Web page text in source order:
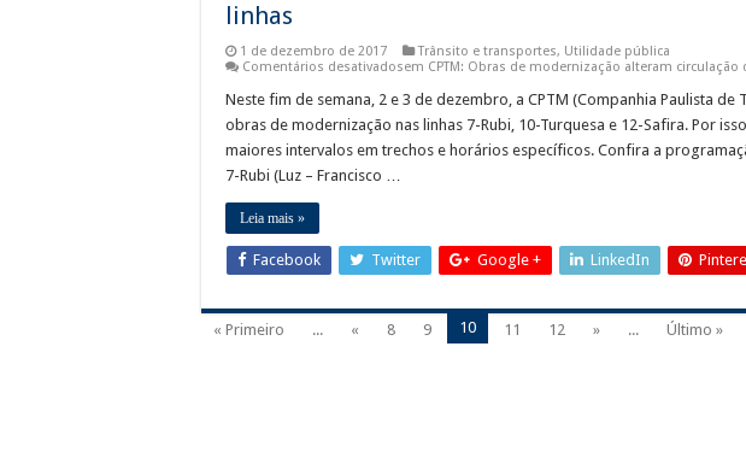
linhas
1 de dezembro de 2017 Trânsito e transportes, Utilidade pública
Comentários desativadosem CPTM: Obras de modernização alteram
Neste fim de semana, 2 e 3 de dezembro, a CPTM (Companhia Paulista
obras de modernização nas linhas 7-Rubi, 10-Turquesa e 12-Safira. Por
maiores intervalos em trechos e horários específicos. Confira a
7-Rubi (Luz – Francisco …
Leia mais »
Facebook Twitter Google + LinkedIn
« Primeiro ... « 8 9 10 11 12 » ... Último »